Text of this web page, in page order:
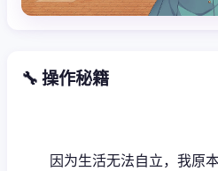
🔧 操作秘籍
因为生活无法自立，我原